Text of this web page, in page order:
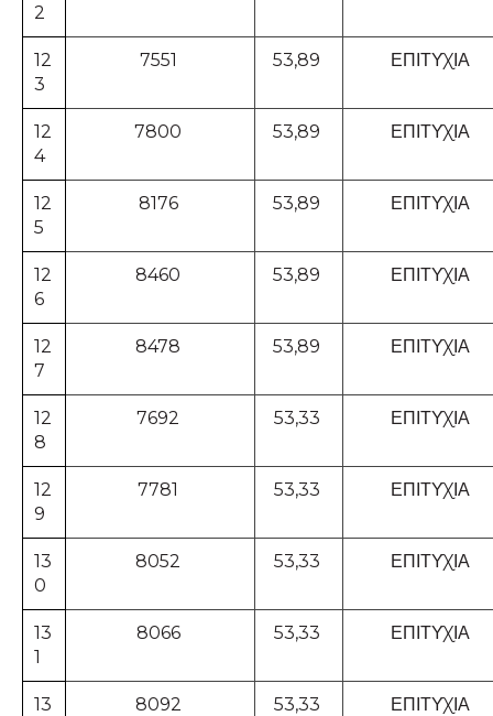
2
12
3
7551 53,89 ΕΠΙΤΥΧΙΑ
12
4
7800 53,89 ΕΠΙΤΥΧΙΑ
12
5
8176 53,89 ΕΠΙΤΥΧΙΑ
12
6
8460 53,89 ΕΠΙΤΥΧΙΑ
12
7
8478 53,89 ΕΠΙΤΥΧΙΑ
12
8
7692 53,33 ΕΠΙΤΥΧΙΑ
12
9
7781 53,33 ΕΠΙΤΥΧΙΑ
13
0
8052 53,33 ΕΠΙΤΥΧΙΑ
13
1
8066 53,33 ΕΠΙΤΥΧΙΑ
13
8092 53,33 ΕΠΙΤΥΧΙΑ